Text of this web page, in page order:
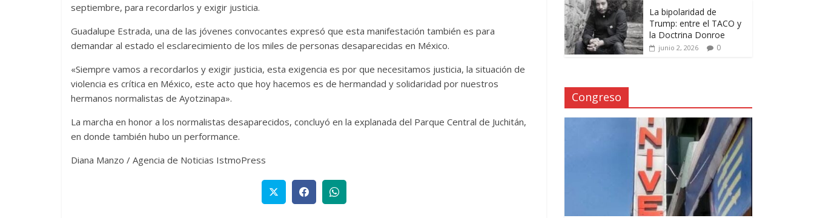
septiembre, para recordarlos y exigir justicia.
Guadalupe Estrada, una de las jóvenes convocantes expresó que esta manifestación también es para
demandar al estado el esclarecimiento de los miles de personas desaparecidas en México.
«Siempre vamos a recordarlos y exigir justicia, esta exigencia es por que necesitamos justicia, la situación de
violencia es crítica en México, este acto que hoy hacemos es de hermandad y solidaridad por nuestros
hermanos normalistas de Ayotzinapa».
La marcha en honor a los normalistas desaparecidos, concluyó en la explanada del Parque Central de Juchitán,
en donde también hubo un performance.
Diana Manzo / Agencia de Noticias IstmoPress
La bipolaridad de
Trump: entre el TACO y
la Doctrina Donroe
junio 2, 2026 0
Congreso